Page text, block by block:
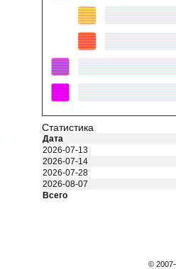
Статистика
Дата
2026-07-13
2026-07-14
2026-07-28
2026-08-07
Всего
©